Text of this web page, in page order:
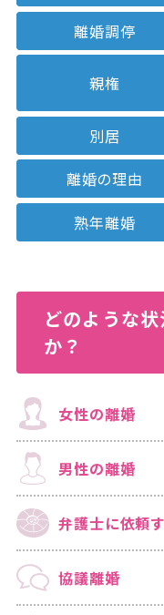
離婚調停
親権
別居
離婚の理由
熟年離婚
どのような状
か？
女性の離婚
男性の離婚
弁護士に依頼
協議離婚